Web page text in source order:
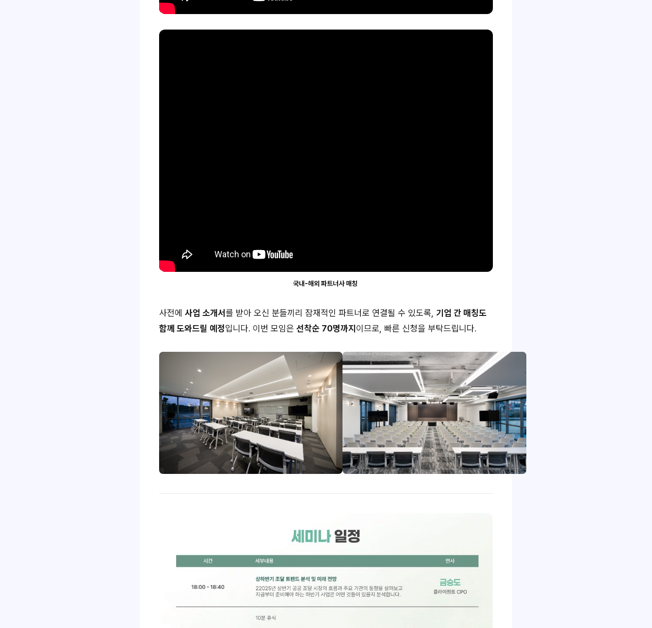
국내-해외 파트너사 매칭
사전에 사업 소개서를 받아 오신 분들끼리 잠재적인 파트너로 연결될 수 있도록, 기업 간 매칭도
함께 도와드릴 예정입니다. 이번 모임은 선착순 70명까지이므로, 빠른 신청을 부탁드립니다.